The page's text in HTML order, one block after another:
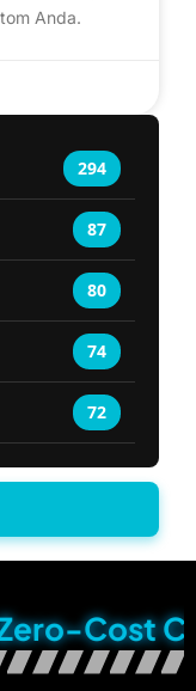
Anda.
294
87
80
74
72